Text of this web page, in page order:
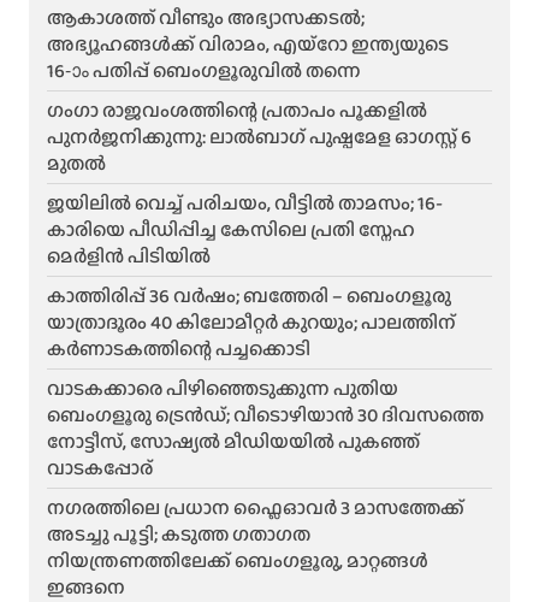
ആകാശത്ത് വീണ്ടും അഭ്യാസക്കടൽ;
അഭ്യൂഹങ്ങൾക്ക് വിരാമം, എയ്റോ ഇന്ത്യയുടെ
16-ാം പതിപ്പ് ബെംഗളൂരുവിൽ തന്നെ
ഗംഗാ രാജവംശത്തിന്റെ പ്രതാപം പൂക്കളിൽ
പുനർജനിക്കുന്നു: ലാൽബാഗ് പുഷ്പമേള ഓഗസ്റ്റ് 6
മുതൽ
ജയിലിൽ വെച്ച് പരിചയം, വീട്ടിൽ താമസം; 16-
കാരിയെ പീഡിപ്പിച്ച കേസിലെ പ്രതി സ്നേഹ
മെർളിൻ പിടിയിൽ
കാത്തിരിപ്പ് 36 വർഷം; ബത്തേരി – ബെംഗളൂരു
യാത്രാദൂരം 40 കിലോമീറ്റർ കുറയും; പാലത്തിന്
കർണാടകത്തിന്റെ പച്ചക്കൊടി
വാടകക്കാരെ പിഴിഞ്ഞെടുക്കുന്ന പുതിയ
ബെംഗളൂരു ട്രെൻഡ്; വീടൊഴിയാൻ 30 ദിവസത്തെ
നോട്ടീസ്, സോഷ്യൽ മീഡിയയിൽ പുകഞ്ഞ്
വാടകപ്പോര്
ന​ഗരത്തിലെ പ്രധാന ഫ്ലൈഓവർ 3 മാസത്തേക്ക്
അടച്ചു പൂട്ടി; കടുത്ത ഗതാഗത
നിയന്ത്രണത്തിലേക്ക് ബെംഗളൂരു, മാറ്റങ്ങൾ
ഇങ്ങനെ